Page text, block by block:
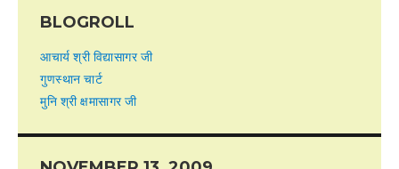
BLOGROLL
आचार्य श्री विद्यासागर जी
गुणस्थान चार्ट
मुनि श्री क्षमासागर जी